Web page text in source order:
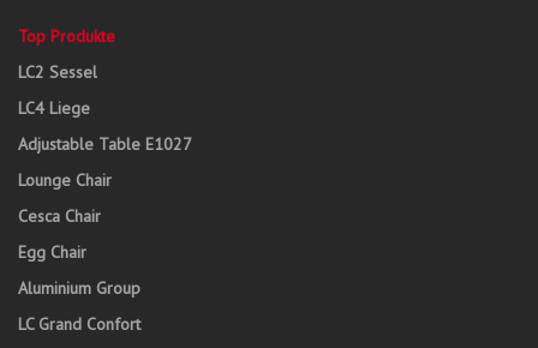
Top Produkte
LC2 Sessel
LC4 Liege
Adjustable Table E1027
Lounge Chair
Cesca Chair
Egg Chair
Aluminium Group
LC Grand Confort